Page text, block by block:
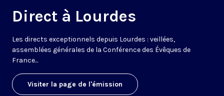
Direct à Lourdes
Les directs exceptionnels depuis Lourdes : veillées,
assemblées générales de la Conférence des Évêques de
France...
Visiter la page de l'émission